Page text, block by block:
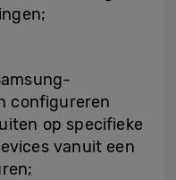
configureren
op specifieke
vanuit een